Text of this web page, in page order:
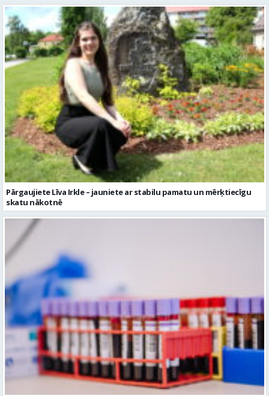
Pārgaujiete Līva Irkle – jauniete ar stabilu pamatu un mērķtiecīgu
skatu nākotnē